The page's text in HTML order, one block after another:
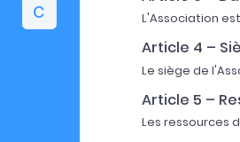
C L'Association
Article 4 –
Le siège de
Article 5 –
Les ressources